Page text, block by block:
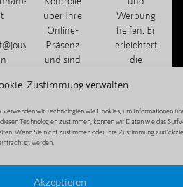
Zustimmung verwalten
verwenden wir Technologien wie Cookies, um Informationen
Technologien zustimmen, können wir Daten wie das
Wenn Sie nicht zustimmen oder Ihre Zustimmung
werden.
Akzeptieren
über Ihre
Online-
Präsenz
und sind
Dritten
z. B. von
kostenlosen
Hosting-
Diensten.
Werbung
helfen. Er
erleichtert
die
Ihrer
und
macht die
einfacher.